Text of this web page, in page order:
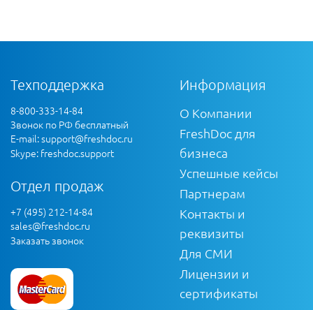
Техподдержка
8-800-333-14-84
Звонок по РФ бесплатный
E-mail:support@freshdoc.ru
Skype: freshdoc.support
Отдел продаж
+7 (495) 212-14-84
sales@freshdoc.ru
Заказать звонок
Информация
О Компании
FreshDoc для
бизнеса
Успешные кейсы
Партнерам
Контакты и
реквизиты
Для СМИ
Лицензии и
сертификаты